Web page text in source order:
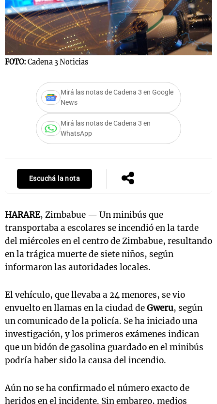
FOTO: Cadena 3 Noticias
Mirá las notas de Cadena 3 en Google
News
Mirá las notas de Cadena 3 en
WhatsApp
Escuchá la nota
HARARE, Zimbabue — Un minibús que
transportaba a escolares se incendió en la tarde
del miércoles en el centro de Zimbabue, resultando
en la trágica muerte de siete niños, según
informaron las autoridades locales.
El vehículo, que llevaba a 24 menores, se vio
envuelto en llamas en la ciudad deGweru, según
un comunicado de la policía. Se ha iniciado una
investigación, y los primeros exámenes indican
que un bidón de gasolina guardado en el minibús
podría haber sido la causa del incendio.
Aún no se ha confirmado el número exacto de
heridos en el incidente. Sin embargo, medios